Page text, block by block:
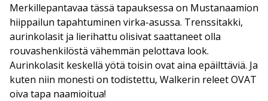
Merkillepantavaa tässä tapauksessa on Mustanaamion
hiippailun tapahtuminen virka-asussa. Trenssitakki,
aurinkolasit ja lierihattu olisivat saattaneet olla
rouvashenkilöstä vähemmän pelottava look.
Aurinkolasit keskellä yötä toisin ovat aina epäilttäviä. Ja
kuten niin monesti on todistettu, Walkerin releet OVAT
oiva tapa naamioitua!